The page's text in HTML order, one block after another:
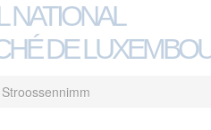
NATIONAL
DE
Stroossennimm